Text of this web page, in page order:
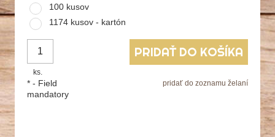
100 kusov
1174 kusov - kartón
ks.
PRIDAŤ DO KOŠÍKA
pridať do zoznamu želaní
* - Field
mandatory